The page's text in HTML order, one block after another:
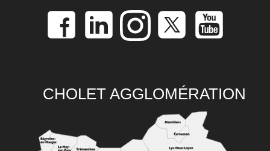
CHOLET AGGLOMÉRATION